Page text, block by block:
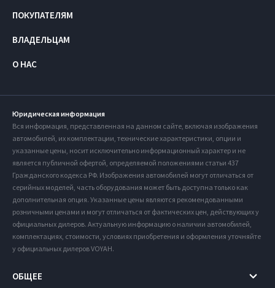
ПОКУПАТЕЛЯМ
ВЛАДЕЛЬЦАМ
О НАС
Юридическая информация
Вся информация, представленная на данном сайте, включая изображения
автомобилей, их комплектации, технические характеристики, опции и
указанные цены, носит исключительно информационный характер и не
является публичной офертой, определяемой положениями статьи 437
Гражданского кодекса РФ. Изображения автомобилей могут отличаться от
серийных моделей, часть оборудования может быть доступна только как
дополнительная опция. Указанные цены являются рекомендованными
розничными ценами и могут отличаться от фактических цен, действующих у
официальных дилеров. Актуальную информацию о наличии автомобилей,
комплектациях, стоимости, условиях приобретения и оформления уточняйте
у официальных дилеров VOYAH.
ОБЩЕЕ